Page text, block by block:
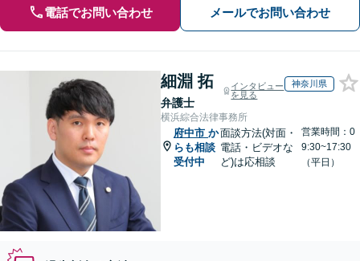
電話でお問い合わせ メールでお問い合わせ
細淵 拓
弁護士
インタビュー
を見る
神奈川県
横浜綜合法律事務所
府中市 か
らも相談
受付中
面談方法(対面・
電話・ビデオな
ど)は応相談
営業時間：0
9:30~17:30
（平日）